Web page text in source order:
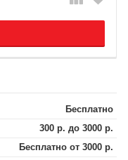
Бесплатно
300 р. до 3000 р.
Бесплатно от 3000 р.